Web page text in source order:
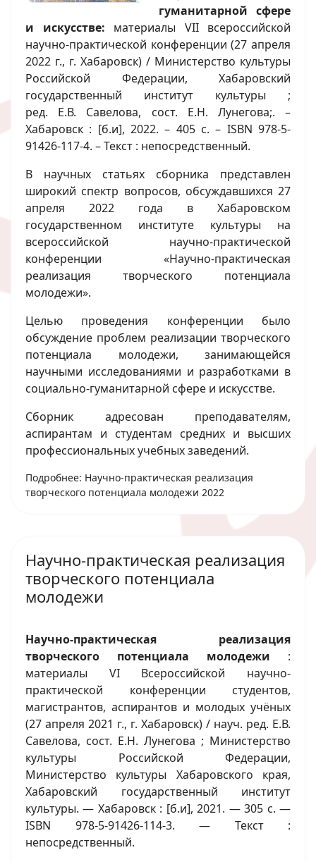
гуманитарной сфере
и искусстве: материалы VII всероссийской
научно-практической конференции (27 апреля
2022 г., г. Хабаровск) / Министерство культуры
Российской Федерации, Хабаровский
государственный институт культуры ;
ред. Е.В. Савелова, сост. Е.Н. Лунегова;. –
Хабаровск : [б.и], 2022. – 405 с. – ISBN 978-5-
91426-117-4. – Текст : непосредственный.
В научных статьях сборника представлен
широкий спектр вопросов, обсуждавшихся 27
апреля 2022 года в Хабаровском
государственном институте культуры на
всероссийской научно-практической
конференции «Научно-практическая
реализация творческого потенциала
молодежи».
Целью проведения конференции было
обсуждение проблем реализации творческого
потенциала молодежи, занимающейся
научными исследованиями и разработками в
социально-гуманитарной сфере и искусстве.
Сборник адресован преподавателям,
аспирантам и студентам средних и высших
профессиональных учебных заведений.
Подробнее: Научно-практическая реализация
творческого потенциала молодежи 2022
Научно-практическая реализация
творческого потенциала
молодежи
Научно-практическая реализация
творческого потенциала молодежи :
материалы VI Всероссийской научно-
практической конференции студентов,
магистрантов, аспирантов и молодых учёных
(27 апреля 2021 г., г. Хабаровск) / науч. ред. Е.В.
Савелова, сост. Е.Н. Лунегова ; Министерство
культуры Российской Федерации,
Министерство культуры Хабаровского края,
Хабаровский государственный институт
культуры. — Хабаровск : [б.и], 2021. — 305 с. —
ISBN 978-5-91426-114-3. — Текст :
непосредственный.